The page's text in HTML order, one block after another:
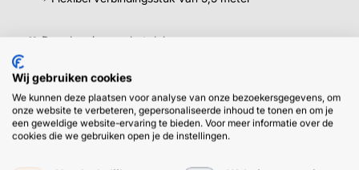
🫶 Daar kan je mee het dak op.
Wil je meer weten over een product, bekijk dan even de
productomschrijving.
Wij gebruiken cookies
We kunnen deze plaatsen voor analyse van onze bezoekersgegevens, om
onze website te verbeteren, gepersonaliseerde inhoud te tonen en om je
een geweldige website-ervaring te bieden. Voor meer informatie over de
cookies die we gebruiken open je de instellingen.